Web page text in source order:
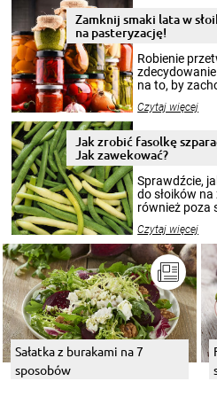
Zamknij smaki lata w
na pasteryzację!
Robienie
na to, by
krajobrazów,
pełni poczuć
miesięcy.
patenty, które
przetworów.
Czytaj więcej
Jak zrobić fasolkę
Jak zawekować?
Sprawdźcie,
do słoików na
również poza
nasze
Czytaj więcej
Sałatka z burakami na 7
sposobów